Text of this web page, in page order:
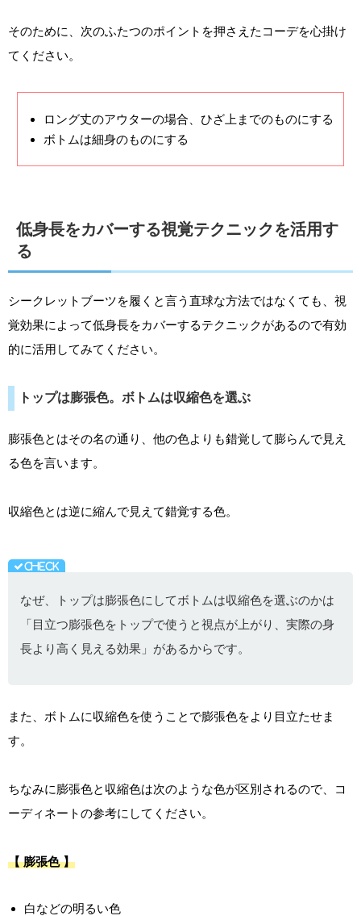
そのために、次のふたつのポイントを押さえたコーデを心掛け
てください。
ロング丈のアウターの場合、ひざ上までのものにする
ボトムは細身のものにする
低身長をカバーする視覚テクニックを活用す
る
シークレットブーツを履くと言う直球な方法ではなくても、視
覚効果によって低身長をカバーするテクニックがあるので有効
的に活用してみてください。
トップは膨張色。ボトムは収縮色を選ぶ
膨張色とはその名の通り、他の色よりも錯覚して膨らんで見え
る色を言います。
収縮色とは逆に縮んで見えて錯覚する色。
なぜ、トップは膨張色にしてボトムは収縮色を選ぶのかは
「目立つ膨張色をトップで使うと視点が上がり、実際の身
長より高く見える効果」があるからです。
また、ボトムに収縮色を使うことで膨張色をより目立たせま
す。
ちなみに膨張色と収縮色は次のような色が区別されるので、コ
ーディネートの参考にしてください。
【 膨張色 】
白などの明るい色